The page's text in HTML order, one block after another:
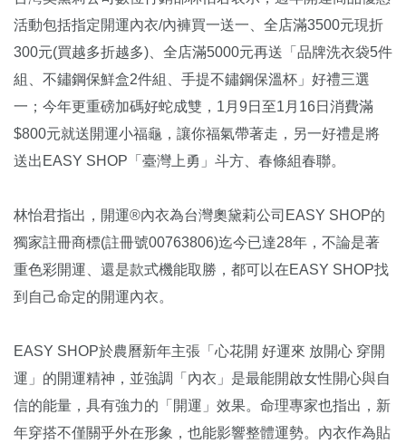
活動包括指定開運內衣/內褲買一送一、全店滿3500元現折
300元(買越多折越多)、全店滿5000元再送「品牌洗衣袋5件
組、不鏽鋼保鮮盒2件組、手提不鏽鋼保溫杯」好禮三選
一；今年更重磅加碼好蛇成雙，1月9日至1月16日消費滿
$800元就送開運小福龜，讓你福氣帶著走，另一好禮是將
送出EASY SHOP「臺灣上勇」斗方、春條組春聯。
林怡君指出，開運®內衣為台灣奧黛莉公司EASY SHOP的
獨家註冊商標(註冊號00763806)迄今已達28年，不論是著
重色彩開運、還是款式機能取勝，都可以在EASY SHOP找
到自己命定的開運內衣。
EASY SHOP於農曆新年主張「心花開 好運來 放開心 穿開
運」的開運精神，並強調「內衣」是最能開啟女性開心與自
信的能量，具有強力的「開運」效果。命理專家也指出，新
年穿搭不僅關乎外在形象，也能影響整體運勢。內衣作為貼